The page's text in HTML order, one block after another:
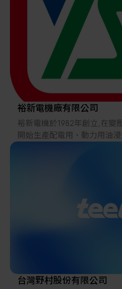
基於自身加工技術與客戶實
年起投入高溫複合材料與工
供符合電子製造產線需求的
於SMT、半導體、測試與設
公司經營方向著重於整合性
供應、設計加工與應用經驗
到製程支援，協助客戶解決
支撐等實務問題。
程陽持續以誠懇態度與專業
作夥伴共同成長，致力提供
裕新電機廠有限公司
裕新電機於1982年創立,在變
開始生產配電用、動力用油
台灣野村股份有限公司